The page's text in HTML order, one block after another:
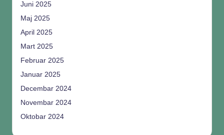
Juni 2025
Maj 2025
April 2025
Mart 2025
Februar 2025
Januar 2025
Decembar 2024
Novembar 2024
Oktobar 2024